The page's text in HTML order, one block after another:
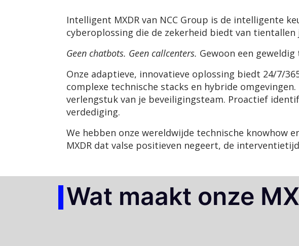
Intelligent MXDR van NCC Group is de intelligente
cyberoplossing die de zekerheid biedt van
Geen chatbots. Geen callcenters. Gewoon een
Onze adaptieve, innovatieve oplossing biedt 24/7/
complexe technische stacks en hybride
verlengstuk van je beveiligingsteam. Proactief
verdediging.
We hebben onze wereldwijde technische knowhow
MXDR dat valse positieven negeert, de
Wat maakt onze